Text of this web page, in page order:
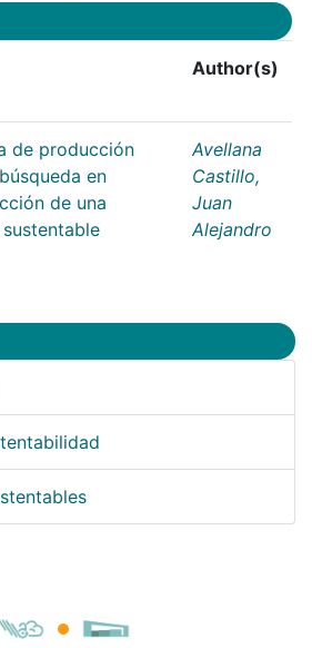
Author(s)
de producción
en
de una
Avellana
Castillo,
Juan
Alejandro